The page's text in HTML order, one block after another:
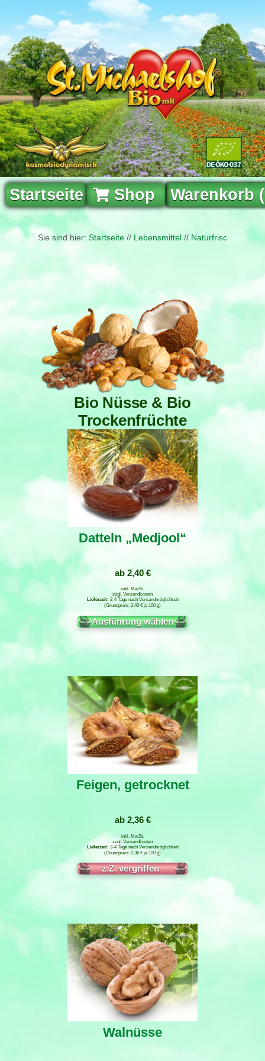
Startseite Shop Warenkorb
Sie sind hier: Startseite // Lebensmittel // Naturfrisch
Bio Nüsse & Bio
Trockenfrüchte
Datteln „Medjool“
ab 2,40 €
2,40 € je 100 g
inkl. MwSt.
zzgl. Versandkosten
2-4 Tage nach Versandmöglichkeit
Ausführung wählen
Feigen, getrocknet
ab 2,36 €
2,36 € je 100 g
inkl. MwSt.
zzgl. Versandkosten
2-4 Tage nach Versandmöglichkeit
Weiterlesen
Walnüsse